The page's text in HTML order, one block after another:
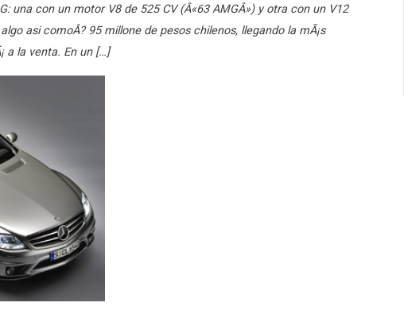
una con un motor V8 de 525 CV (Â«63 AMGÂ») y otra con un V12
asi comoÂ? 95 millone de pesos chilenos, llegando la mÃ¡s
a la venta. En un […]